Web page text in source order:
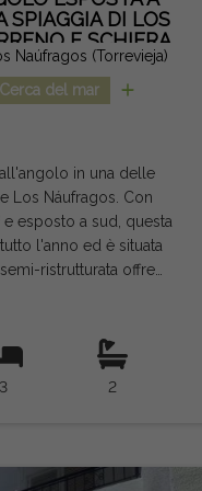
distanza. Una
seconda dimora
alle sue eccellenti
una delle zone
vincolanti dal punto
SPIAGGIA DI LOS
E SCHIERA
Naúfragos (Torrevieja)
Cerca del mar
in una delle
Los Náufragos. Con
esposto a sud, questa
l'anno ed è situata
rappresentando
seconda casa o
cemento, oltre a
rilassarsi. La
3 2